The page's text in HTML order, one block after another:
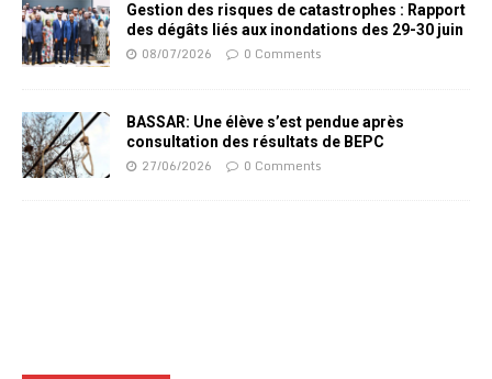
Gestion des risques de catastrophes : Rapport
des dégâts liés aux inondations des 29-30 juin
08/07/2026 0 Comments
BASSAR: Une élève s’est pendue après
consultation des résultats de BEPC
27/06/2026 0 Comments